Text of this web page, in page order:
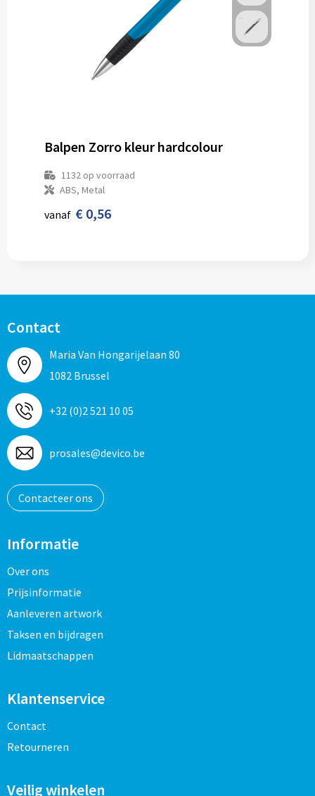
Balpen Zorro kleur hardcolour
1132op voorraad
ABS, Metal
vanaf € 0,56
Contact
Maria Van Hongarijelaan 80
1082 Brussel
+32 (0)2 521 10 05
prosales@devico.be
Contacteer ons
Informatie
Over ons
Prijsinformatie
Aanleveren artwork
Taksen en bijdragen
Lidmaatschappen
Klantenservice
Contact
Retourneren
Veilig winkelen